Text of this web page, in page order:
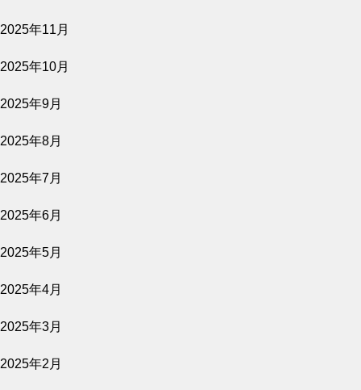
隣人たち
原爆資料館 語り継ぐものたち
きれっぱしの愛
2025年11月
2025年10月
2025年9月
2025年8月
2025年7月
2025年6月
2025年5月
2025年4月
2025年3月
2025年2月